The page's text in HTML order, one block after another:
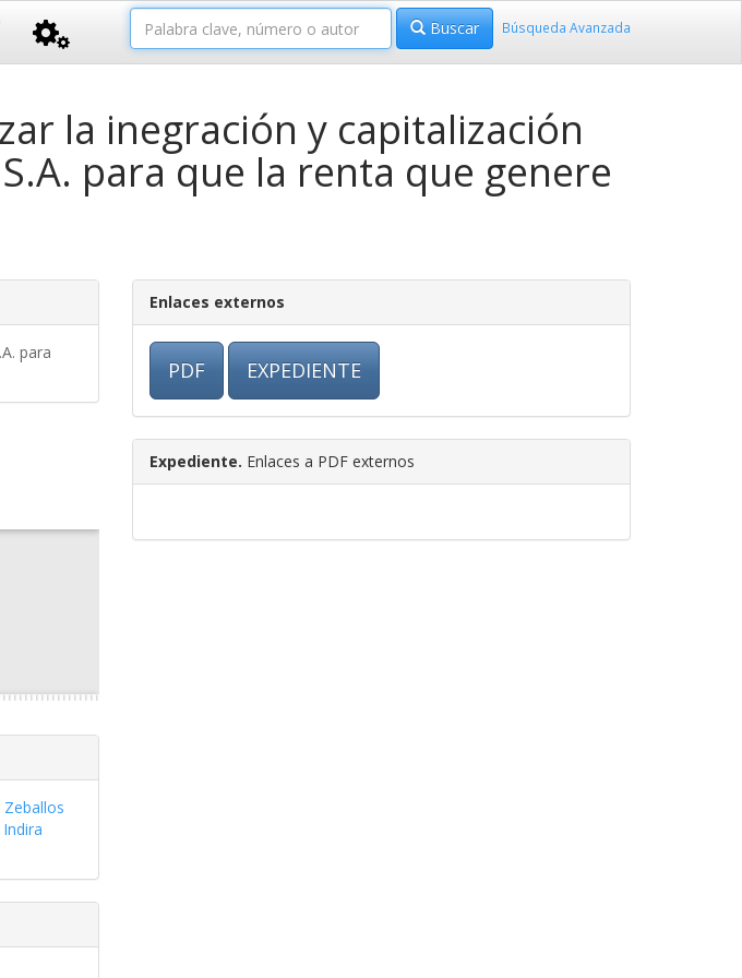
Buscar Búsqueda Avanzada
la inegración y capitalización
para que la renta que genere
para
Zeballos
Enlaces externos
PDF EXPEDIENTE
Expediente. Enlaces a PDF externos